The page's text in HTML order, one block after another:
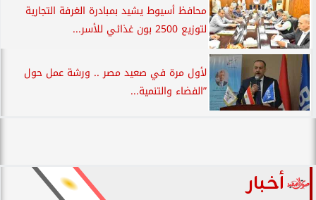
محافظ أسيوط يشيد بمبادرة الغرفة التجارية
لتوزيع 2500 بون غذائي للأسر...
لأول مرة في صعيد مصر .. ورشة عمل حول
”الفضاء والتنمية...
أخبار